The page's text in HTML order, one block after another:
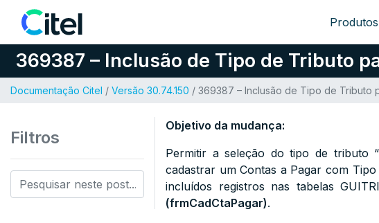
Pular para o conteúdo Produtos
369387 – Inclusão de Tipo de Tributo
Documentação Citel / Versão 30.74.150 / 369387 – Inclusão de Tipo de Tributo
Filtros
Objetivo da mudança:
Permitir a seleção do tipo de tributo
cadastrar um Contas a Pagar com Tipo
incluídos registros nas tabelasGUITRI
(frmCadCtaPagar).